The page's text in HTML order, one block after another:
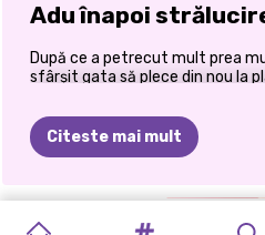
Adu înapoi
După ce a petrecut mult prea
sfârșit gata să plece din nou la
Makeover, o transformi din
strălucitoare și fabuloasă cu
relaxante, ținute la modă și
îngrijire a pielii la ținutele
Citeste mai mult
SALON
BACK RUTINA
PRINȚESĂ